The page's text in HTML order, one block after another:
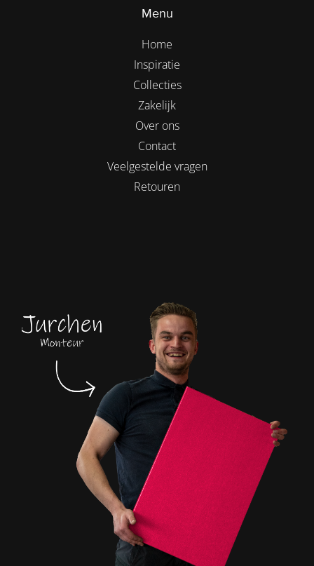
Menu
Home
Inspiratie
Collecties
Zakelijk
Over ons
Contact
Veelgestelde vragen
Retouren